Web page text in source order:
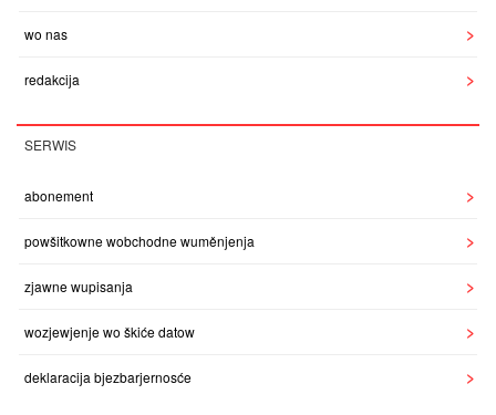
wo nas
redakcija
SERWIS
abonement
powšitkowne wobchodne wuměnjenja
zjawne wupisanja
wozjewjenje wo škiće datow
deklaracija bjezbarjernosće